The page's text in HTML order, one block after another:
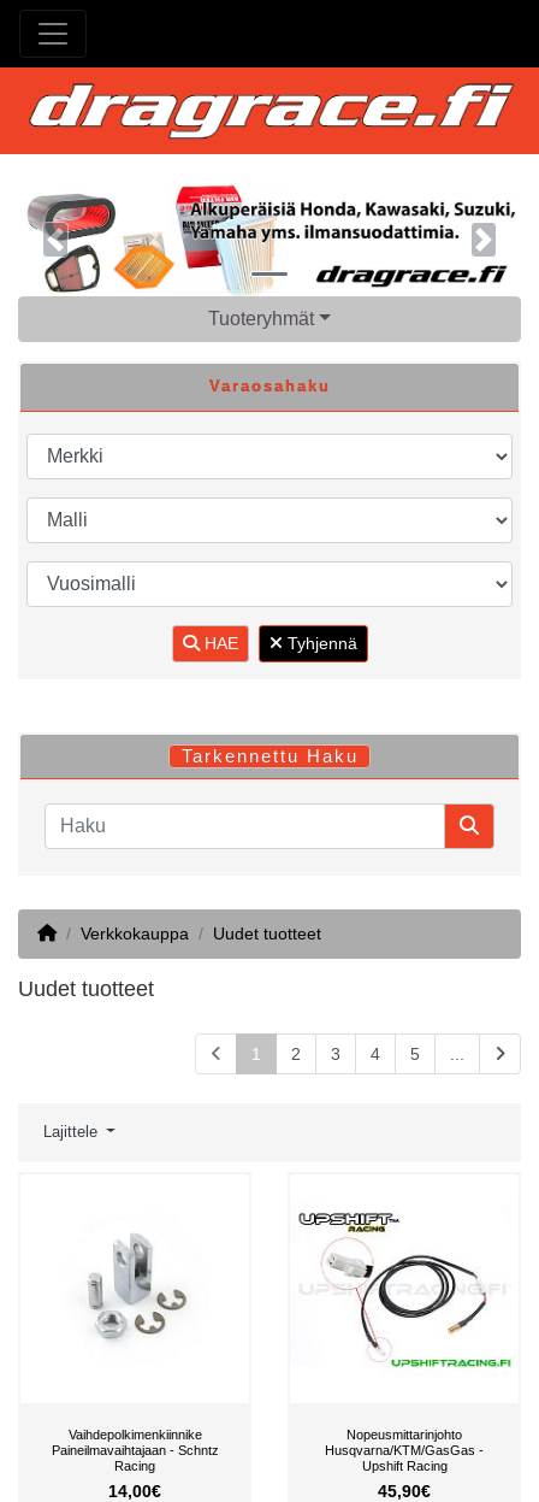
Previous Next
Tuoteryhmät
Varaosahaku
HAE Tyhjennä
Tarkennettu Haku
HomeVerkkokauppa Uudet tuotteet
Uudet tuotteet
1 2 3 4 5
Lajittele
Vaihdepolkimenkiinnike
Paineilmavaihtajaan - Schntz
Racing
14,00€
Nopeusmittarinjohto
Husqvarna/KTM/GasGas -
Upshift Racing
45,90€